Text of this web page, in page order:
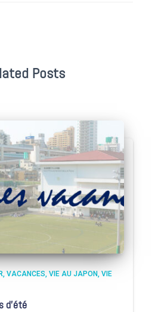
Posts
VACANCES VIE AU JAPON VIE
d’été